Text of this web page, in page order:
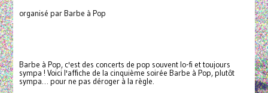
organisé par Barbe à Pop
Barbe à Pop, c'est des concerts de pop souvent lo-fi et toujours
sympa ! Voici l'affiche de la cinquième soirée Barbe à Pop, plutôt
sympa… pour ne pas déroger à la règle.